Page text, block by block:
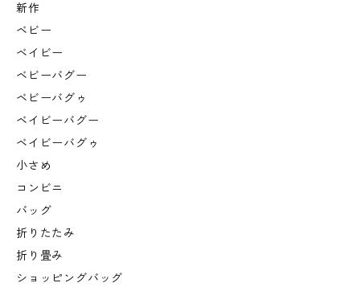
新作
ベビー
ベイビー
ベビーバグー
ベビーバグゥ
ベイビーバグー
ベイビーバグゥ
小さめ
コンビニ
バッグ
折りたたみ
折り畳み
ショッピングバッグ